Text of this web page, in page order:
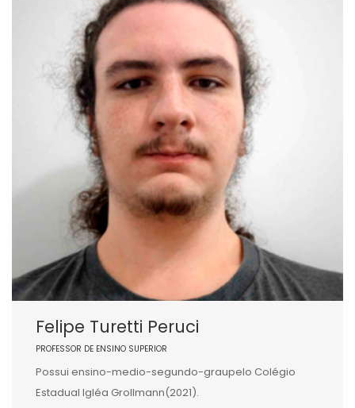
Felipe Turetti Peruci
PROFESSOR DE ENSINO SUPERIOR
Possui ensino-medio-segundo-graupelo Colégio
Estadual Igléa Grollmann(2021).